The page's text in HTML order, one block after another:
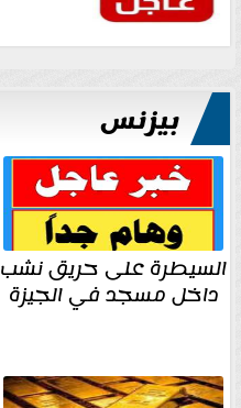
بيزنس
السيطرة على حريق نشب
داخل مسجد في الجيزة